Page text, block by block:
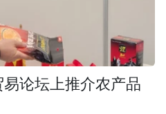
论坛上推介农产品